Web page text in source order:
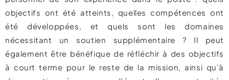
objectifs ont été atteints, quelles compétences ont
été développées, et quels sont les domaines
nécessitant un soutien supplémentaire ? Il peut
également être bénéfique de réfléchir à des objectifs
à court terme pour le reste de la mission, ainsi qu’à